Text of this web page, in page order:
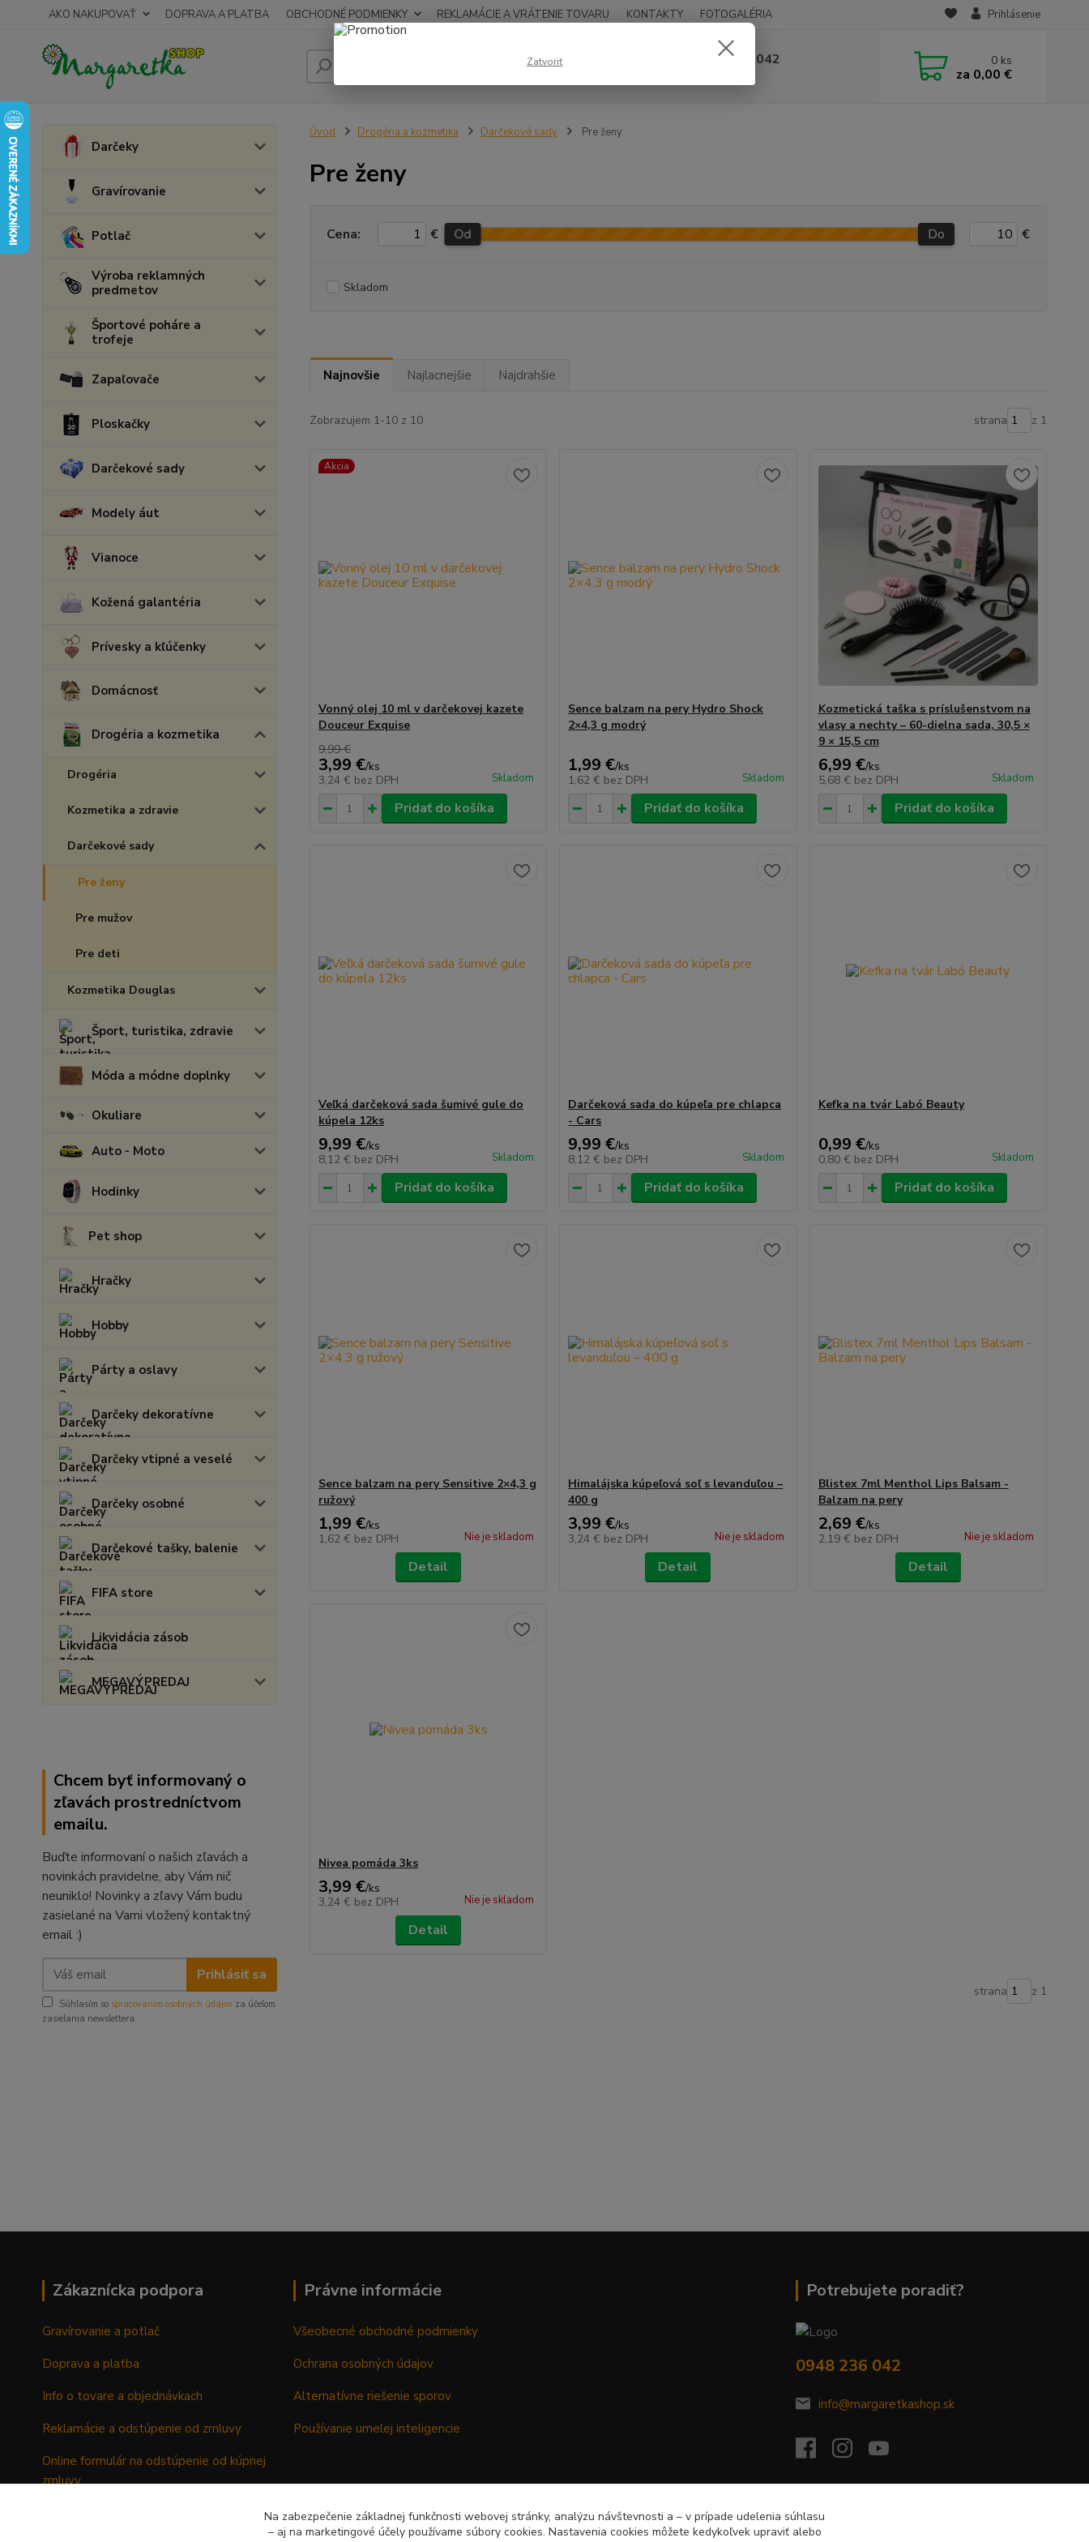
AKO NAKUPOVAŤ DOPRAVA A PLATBA OBCHODNÉ PODMIENKY REKLAMÁCIE A VRÁTENIE TOVARU KONTAKTY FOTOGALÉRIA Prihlásenie
Hľadať 0948 236 042 0 ks
za 0,00 €
Darčeky
Gravírovanie
Potlač
Výroba reklamných
predmetov
Športové poháre a
trofeje
Zapaľovače
Ploskačky
Darčekové sady
Modely áut
Vianoce
Kožená galantéria
Prívesky a kľúčenky
Domácnosť
Drogéria a kozmetika
Drogéria
Kozmetika a zdravie
Darčekové sady
Pre ženy
Pre mužov
Pre deti
Kozmetika Douglas
Šport, turistika, zdravie
Móda a módne doplnky
Okuliare
Auto - Moto
Hodinky
Pet shop
Hračky
Hobby
Párty a oslavy
Darčeky dekoratívne
Darčeky vtipné a veselé
Darčeky osobné
Darčekové tašky, balenie
FIFA store
Likvidácia zásob
MEGAVÝPREDAJ
Chcem byť informovaný o
zľavách prostredníctvom
emailu.
Buďte informovaní o našich zľavách a
novinkách pravidelne, aby Vám nič
neuniklo! Novinky a zľavy Vám budu
zasielané na Vami vložený kontaktný
email :)
Prihlásiť sa
Súhlasím so spracovaním osobných údajov za účelom
zasielania newslettera.
Úvod Drogéria a kozmetika Darčekové sady Pre ženy
Pre ženy
Cena: € Od Do €
Skladom
Najnovšie Najlacnejšie Najdrahšie
Zobrazujem 1-10 z 10 strana z 1
Akcia
Vonný olej 10 ml v darčekovej kazete
Douceur Exquise
9,99 €
3,99 €/ks
3,24 € bez DPH Skladom
Pridať do košíka
Sence balzam na pery Hydro Shock
2×4,3 g modrý
1,99 €/ks
1,62 € bez DPH Skladom
Pridať do košíka
Kozmetická taška s príslušenstvom na
vlasy a nechty – 60-dielna sada, 30,5 ×
9 × 15,5 cm
6,99 €/ks
5,68 € bez DPH Skladom
Pridať do košíka
Veľká darčeková sada šumivé gule do
kúpela 12ks
9,99 €/ks
8,12 € bez DPH Skladom
Pridať do košíka
Darčeková sada do kúpeľa pre chlapca
- Cars
9,99 €/ks
8,12 € bez DPH Skladom
Pridať do košíka
Kefka na tvár Labó Beauty
0,99 €/ks
0,80 € bez DPH Skladom
Pridať do košíka
Sence balzam na pery Sensitive 2×4,3 g
ružový
1,99 €/ks
1,62 € bez DPH Nie je skladom
Detail
Himalájska kúpeľová soľ s levanduľou –
400 g
3,99 €/ks
3,24 € bez DPH Nie je skladom
Detail
Blistex 7ml Menthol Lips Balsam -
Balzam na pery
2,69 €/ks
2,19 € bez DPH Nie je skladom
Detail
Nivea pomáda 3ks
3,99 €/ks
3,24 € bez DPH Nie je skladom
Detail
strana z 1
Zákaznícka podpora
Gravírovanie a potlač
Doprava a platba
Info o tovare a objednávkach
Reklamácie a odstúpenie od zmluvy
Online formulár na odstúpenie od kúpnej
zmluvy
Právne informácie
Všeobecné obchodné podmienky
Ochrana osobných údajov
Alternatívne riešenie sporov
Používanie umelej inteligencie
Potrebujete poradiť?
0948 236 042
info@margaretkashop.sk
Zatvoriť
Na zabezpečenie základnej funkčnosti webovej stránky, analýzu návštevnosti a – v prípade udelenia súhlasu
– aj na marketingové účely používame súbory cookies. Nastavenia cookies môžete kedykoľvek upraviť alebo